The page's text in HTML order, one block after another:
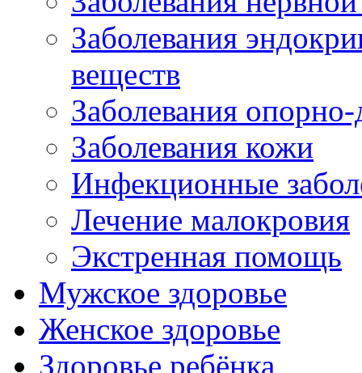
Заболевания
веществ
Заболевания опорно-
Заболевания кожи
Инфекционные
Лечение малокровия
Экстренная помощь
Мужское здоровье
Женское здоровье
Здоровье ребёнка